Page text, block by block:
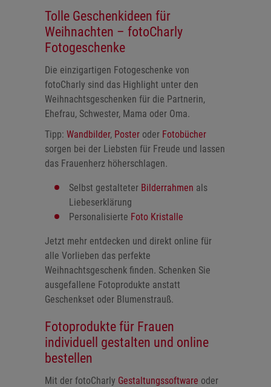
Tolle Geschenkideen für
Weihnachten – fotoCharly
Fotogeschenke
Die einzigartigen Fotogeschenke von
fotoCharly sind das Highlight unter den
Weihnachtsgeschenken für die Partnerin,
Ehefrau, Schwester, Mama oder Oma.
Tipp: Wandbilder, Poster oder Fotobücher
sorgen bei der Liebsten für Freude und lassen
das Frauenherz höherschlagen.
Selbst gestalteter Bilderrahmen als
Liebeserklärung
Personalisierte Foto Kristalle
Jetzt mehr entdecken und direkt online für
alle Vorlieben das perfekte
Weihnachtsgeschenk finden. Schenken Sie
ausgefallene Fotoprodukte anstatt
Geschenkset oder Blumenstrauß.
Fotoprodukte für Frauen
individuell gestalten und online
bestellen
Mit der fotoCharly Gestaltungssoftware oder